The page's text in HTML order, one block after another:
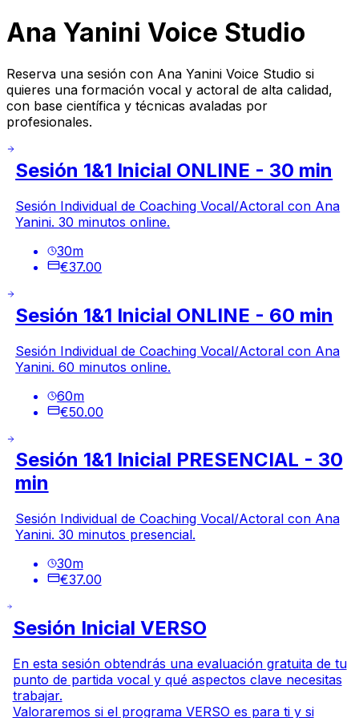
Ana Yanini Voice Studio
Reserva una sesión con Ana Yanini Voice Studio si
quieres una formación vocal y actoral de alta calidad,
con base científica y técnicas avaladas por
profesionales.
Sesión 1&1 Inicial ONLINE - 30 min
Sesión Individual de Coaching Vocal/Actoral con Ana
Yanini. 30 minutos online.
30m
€37.00
Sesión 1&1 Inicial ONLINE - 60 min
Sesión Individual de Coaching Vocal/Actoral con Ana
Yanini. 60 minutos online.
60m
€50.00
Sesión 1&1 Inicial PRESENCIAL - 30
min
Sesión Individual de Coaching Vocal/Actoral con Ana
Yanini. 30 minutos presencial.
30m
€37.00
Sesión Inicial VERSO
En esta sesión obtendrás una evaluación gratuita de tu
punto de partida vocal y qué aspectos clave necesitas
trabajar.
Valoraremos si el programa VERSO es para ti y si